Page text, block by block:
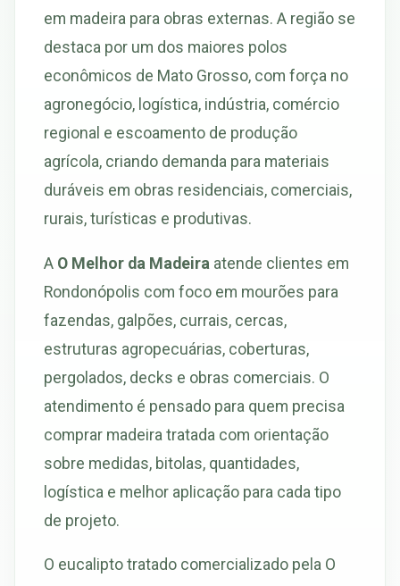
em madeira para obras externas. A região se
destaca por um dos maiores polos
econômicos de Mato Grosso, com força no
agronegócio, logística, indústria, comércio
regional e escoamento de produção
agrícola, criando demanda para materiais
duráveis em obras residenciais, comerciais,
rurais, turísticas e produtivas.
A O Melhor da Madeira atende clientes em
Rondonópolis com foco em mourões para
fazendas, galpões, currais, cercas,
estruturas agropecuárias, coberturas,
pergolados, decks e obras comerciais. O
atendimento é pensado para quem precisa
comprar madeira tratada com orientação
sobre medidas, bitolas, quantidades,
logística e melhor aplicação para cada tipo
de projeto.
O eucalipto tratado comercializado pela O